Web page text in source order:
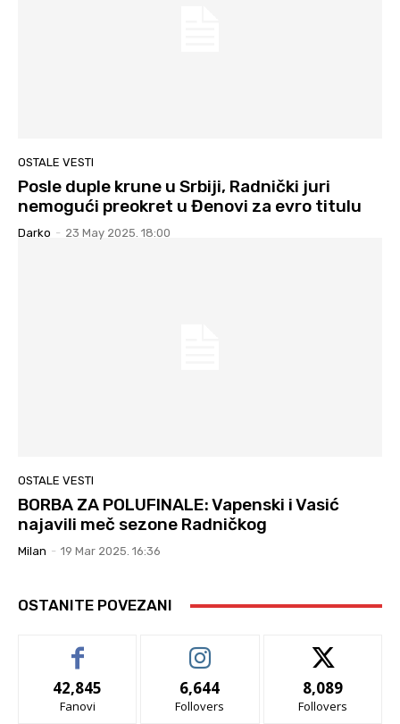
OSTALE VESTI
Posle duple krune u Srbiji, Radnički juri
nemogući preokret u Đenovi za evro titulu
Darko - 23 May 2025. 18:00
OSTALE VESTI
BORBA ZA POLUFINALE: Vapenski i Vasić
najavili meč sezone Radničkog
Milan - 19 Mar 2025. 16:36
OSTANITE POVEZANI
42,845
Fanovi
6,644
Follovers
8,089
Follovers